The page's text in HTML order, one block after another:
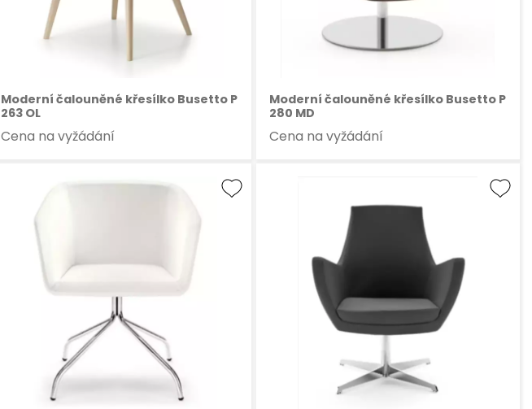
Moderní čalouněné křesílko Busetto P
263 OL
Cena na vyžádání
Moderní čalouněné křesílko Busetto P
280 MD
Cena na vyžádání